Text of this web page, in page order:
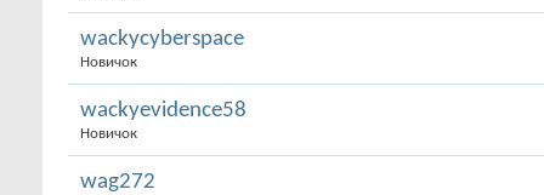
wackycyberspace
Новичок
wackyevidence58
Новичок
wag272